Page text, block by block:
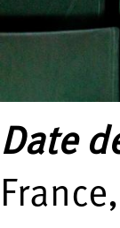
Date